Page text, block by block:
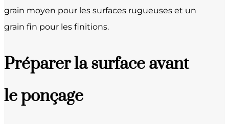
grain moyen pour les surfaces rugueuses et un
grain fin pour les finitions.
Préparer la surface avant
le ponçage